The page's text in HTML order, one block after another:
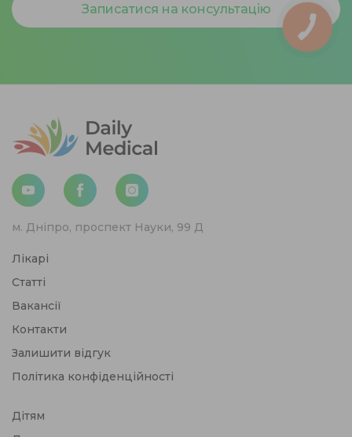
Записатися на консультацію
м. Дніпро, проспект Науки, 99 Д
Лікарі
Статті
Вакансії
Контакти
Залишити відгук
Політика конфіденційності
Дітям